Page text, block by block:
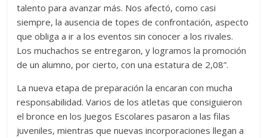
talento para avanzar más. Nos afectó, como casi
siempre, la ausencia de topes de confrontación, aspecto
que obliga a ir a los eventos sin conocer a los rivales.
Los muchachos se entregaron, y logramos la promoción
de un alumno, por cierto, con una estatura de 2,08”.
La nueva etapa de preparación la encaran con mucha
responsabilidad. Varios de los atletas que consiguieron
el bronce en los Juegos Escolares pasaron a las filas
juveniles, mientras que nuevas incorporaciones llegan a